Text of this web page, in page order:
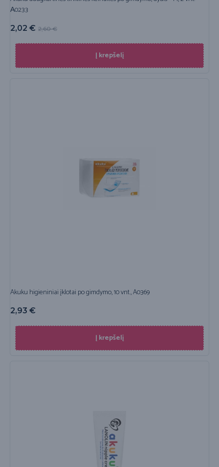
А0233
2,60€
2,02 €
Į krepšelį
Akuku higieniniai įklotai po gimdymo, 10 vnt., A0369
2,93 €
Į krepšelį